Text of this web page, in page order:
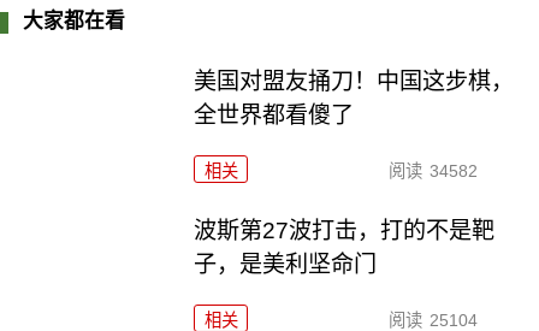
大家都在看
美国对盟友捅刀！中国这步棋，
全世界都看傻了
相关 阅读 34582
波斯第27波打击，打的不是靶
子，是美利坚命门
相关 阅读 25104